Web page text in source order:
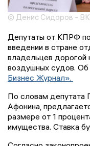
© Денис Сидоров -
Депутаты от КПРФ
введении в стране
владельцев дорогой
воздушных судов.
Бизнес Журнал».
По словам депутата
Афонина,
размере от 1
имущества. Ставка